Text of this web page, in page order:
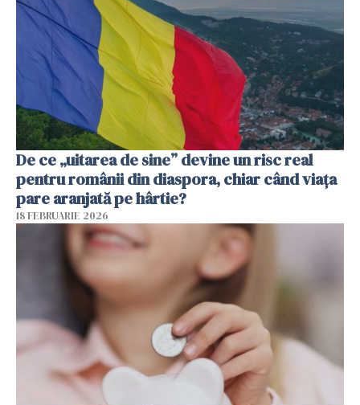
De ce „uitarea de sine” devine un risc real
pentru românii din diaspora, chiar când viața
pare aranjată pe hârtie?
18 FEBRUARIE 2026